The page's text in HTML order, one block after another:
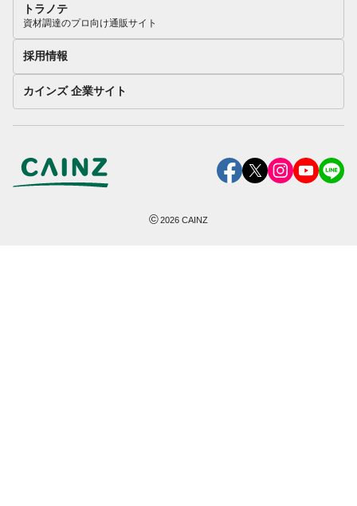
トラノテ
資材調達のプロ向け通販サイト
採用情報
カインズ 企業サイト
©2026 CAINZ